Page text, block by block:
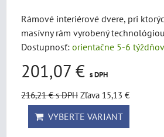
Rámové interiérové dvere, pri
masívny rám vyrobený
Dostupnosť: orientačne 5-6 týždňov
201,07 € s DPH
216,21 €s DPH Zľava 15,13 €
VYBERTE VARIANT